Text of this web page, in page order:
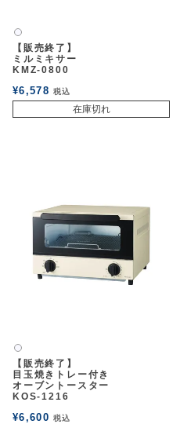
白2
【販売終了】
ミルミキサー
KMZ-0800
¥6,578 税込
在庫切れ
白2
【販売終了】
目玉焼きトレー付き
オーブントースター
KOS-1216
¥6,600 税込